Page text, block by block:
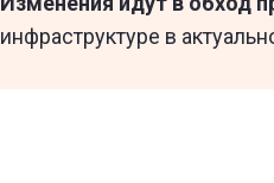
инфраструктуре в